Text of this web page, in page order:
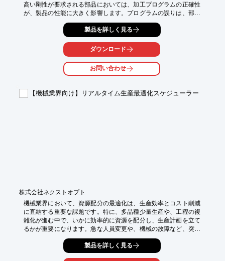
高い剛性が要求される部品においては、加工プログラムの正確性
が、製品の性能に大きく影響します。プログラムの誤りは、部品
の破損や動作不良につながる可能性があります。本動画では、マ
シニングセンターのプログラムの基本を、具体的な例を交えて解
説します。初めてマシニングセンターを扱う方や、プログラムで
つまずいている方も、ぜひご覧ください。
【活用シーン】
・ロボットアームの製造
・高剛性が必要な部品の製造
製品を詳しく見る
ダウンロード
お問い合わせ
【機械業界向け】リアルタイム生産最適化スケジューラー
株式会社ネクストオプト
機械業界において、資源配分の最適化は、生産効率とコスト削減
に直結する重要な課題です。特に、多品種少量生産や、工程の複
雑化が進む中で、いかに効率的に資源を配分し、生産計画を立て
るかが重要になります。急な人員変更や、機械の故障など、突発
的な事態にも柔軟に対応できる生産計画が求められます。当社の
リアルタイム生産最適化スケジューラーは、計画最適化AIを搭載
し、これらの課題を解決します。
製品を詳しく見る